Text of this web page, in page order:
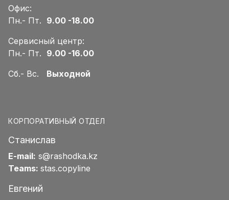
Офис:
Пн.- Пт. 9.00 -18.00
Сервисный центр:
Пн.- Пт. 9.00 -16.00
Сб.- Вс. Выходной
КОРПОРАТИВНЫЙ ОТДЕЛ
Станислав
E-mail: s@rashodka.kz
Teams: stas.copyline
Евгений